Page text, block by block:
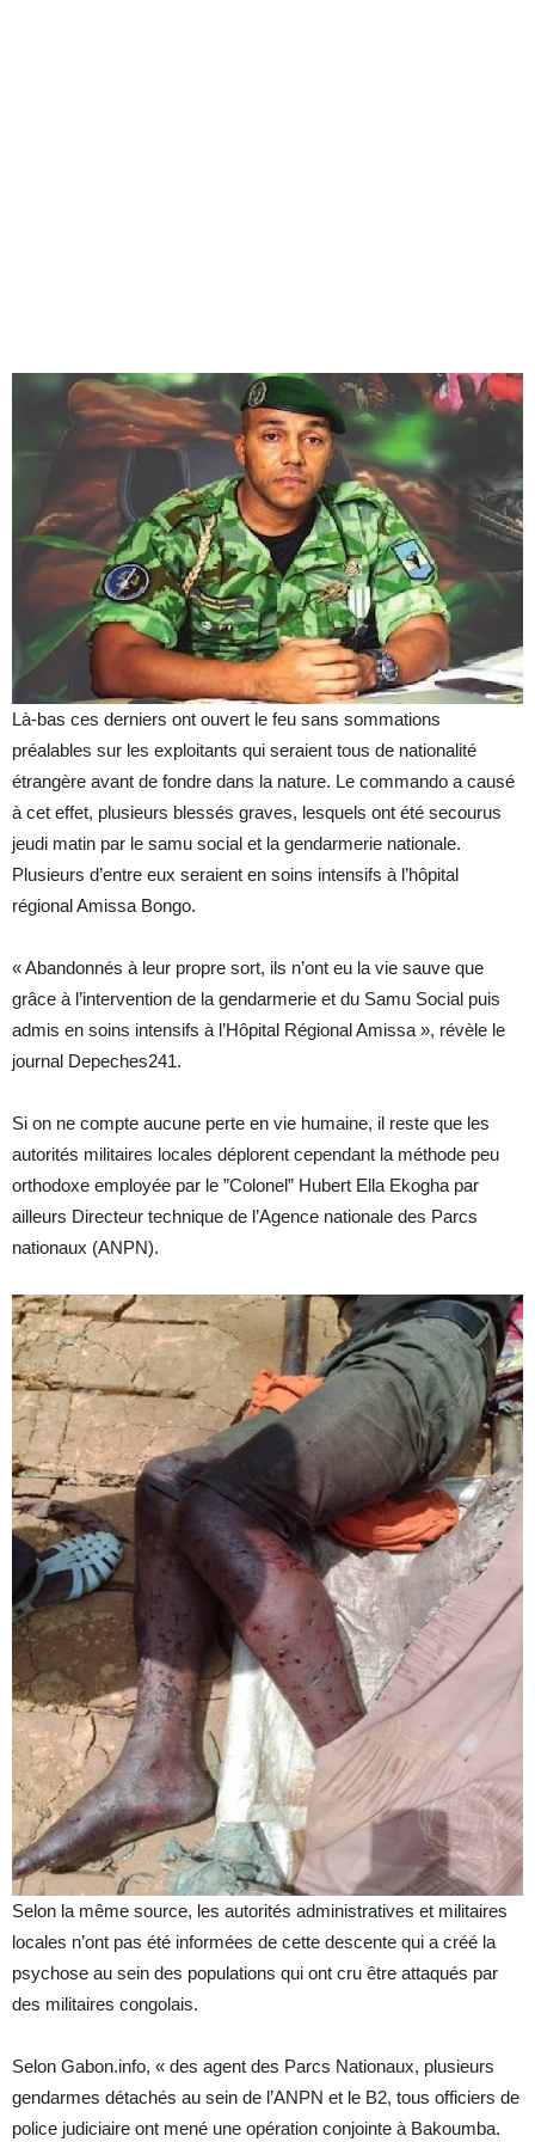
Là-bas ces derniers ont ouvert le feu sans sommations
préalables sur les exploitants qui seraient tous de nationalité
étrangère avant de fondre dans la nature. Le commando a causé
à cet effet, plusieurs blessés graves, lesquels ont été secourus
jeudi matin par le samu social et la gendarmerie nationale.
Plusieurs d’entre eux seraient en soins intensifs à l’hôpital
régional Amissa Bongo.
« Abandonnés à leur propre sort, ils n’ont eu la vie sauve que
grâce à l’intervention de la gendarmerie et du Samu Social puis
admis en soins intensifs à l’Hôpital Régional Amissa », révèle le
journal Depeches241.
Si on ne compte aucune perte en vie humaine, il reste que les
autorités militaires locales déplorent cependant la méthode peu
orthodoxe employée par le ”Colonel” Hubert Ella Ekogha par
ailleurs Directeur technique de l’Agence nationale des Parcs
nationaux (ANPN).
Selon la même source, les autorités administratives et militaires
locales n’ont pas été informées de cette descente qui a créé la
psychose au sein des populations qui ont cru être attaqués par
des militaires congolais.
Selon Gabon.info, « des agent des Parcs Nationaux, plusieurs
gendarmes détachés au sein de l’ANPN et le B2, tous officiers de
police judiciaire ont mené une opération conjointe à Bakoumba.